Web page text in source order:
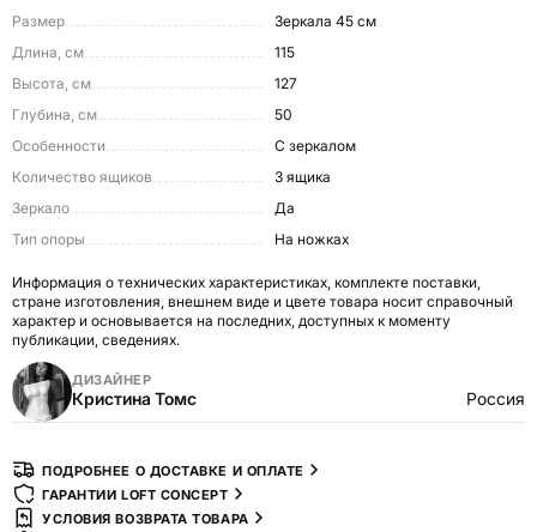
Размер
зеркала 45 см
Длина, см
115
Высота, см
127
Глубина, см
50
Особенности
С зеркалом
Количество ящиков
3 ящика
Зеркало
Да
Тип опоры
На ножках
Информация о технических характеристиках, комплекте поставки,
стране изготовления, внешнем виде и цвете товара носит справочный
характер и основывается на последних, доступных к моменту
публикации, сведениях.
ДИЗАЙНЕР
Кристина Томс Россия
ПОДРОБНЕЕ О ДОСТАВКЕ И ОПЛАТЕ
ГАРАНТИИ LOFT CONCEPT
УСЛОВИЯ ВОЗВРАТА ТОВАРА